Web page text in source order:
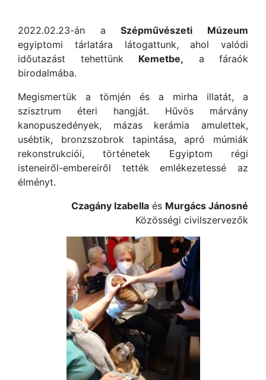
2022.02.23-án aSzépművészeti Múzeum
egyiptomi tárlatára látogattunk, ahol valódi
időutazást tehettünk Kemetbe, a fáraók
birodalmába.
Megismertük a tömjén és a mirha illatát, a
szisztrum éteri hangját. Hűvös márvány
kanopuszedények, mázas kerámia amulettek,
usébtik, bronzszobrok tapintása, apró múmiák
rekonstrukciói, történetek Egyiptom régi
isteneiről-embereiről tették emlékezetessé az
élményt.
Czagány Izabella és Murgács Jánosné
Közösségi civilszervezők